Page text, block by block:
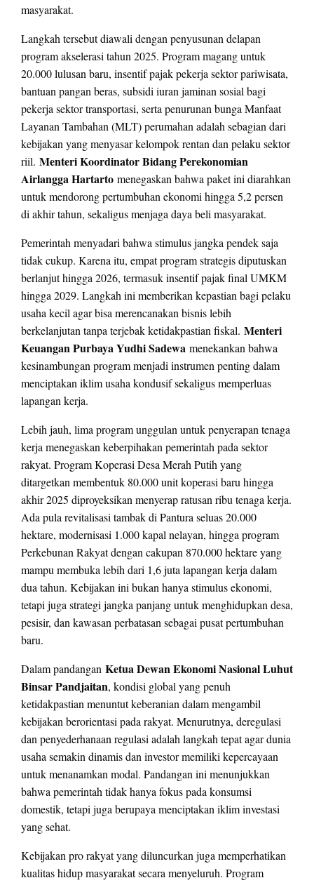
masyarakat.
Langkah tersebut diawali dengan penyusunan delapan
program akselerasi tahun 2025. Program magang untuk
20.000 lulusan baru, insentif pajak pekerja sektor pariwisata,
bantuan pangan beras, subsidi iuran jaminan sosial bagi
pekerja sektor transportasi, serta penurunan bunga Manfaat
Layanan Tambahan (MLT) perumahan adalah sebagian dari
kebijakan yang menyasar kelompok rentan dan pelaku sektor
riil. Menteri Koordinator Bidang Perekonomian
Airlangga Hartarto menegaskan bahwa paket ini diarahkan
untuk mendorong pertumbuhan ekonomi hingga 5,2 persen
di akhir tahun, sekaligus menjaga daya beli masyarakat.
Pemerintah menyadari bahwa stimulus jangka pendek saja
tidak cukup. Karena itu, empat program strategis diputuskan
berlanjut hingga 2026, termasuk insentif pajak final UMKM
hingga 2029. Langkah ini memberikan kepastian bagi pelaku
usaha kecil agar bisa merencanakan bisnis lebih
berkelanjutan tanpa terjebak ketidakpastian fiskal. Menteri
Keuangan Purbaya Yudhi Sadewa menekankan bahwa
kesinambungan program menjadi instrumen penting dalam
menciptakan iklim usaha kondusif sekaligus memperluas
lapangan kerja.
Lebih jauh, lima program unggulan untuk penyerapan tenaga
kerja menegaskan keberpihakan pemerintah pada sektor
rakyat. Program Koperasi Desa Merah Putih yang
ditargetkan membentuk 80.000 unit koperasi baru hingga
akhir 2025 diproyeksikan menyerap ratusan ribu tenaga kerja.
Ada pula revitalisasi tambak di Pantura seluas 20.000
hektare, modernisasi 1.000 kapal nelayan, hingga program
Perkebunan Rakyat dengan cakupan 870.000 hektare yang
mampu membuka lebih dari 1,6 juta lapangan kerja dalam
dua tahun. Kebijakan ini bukan hanya stimulus ekonomi,
tetapi juga strategi jangka panjang untuk menghidupkan desa,
pesisir, dan kawasan perbatasan sebagai pusat pertumbuhan
baru.
Dalam pandangan Ketua Dewan Ekonomi Nasional Luhut
Binsar Pandjaitan, kondisi global yang penuh
ketidakpastian menuntut keberanian dalam mengambil
kebijakan berorientasi pada rakyat. Menurutnya, deregulasi
dan penyederhanaan regulasi adalah langkah tepat agar dunia
usaha semakin dinamis dan investor memiliki kepercayaan
untuk menanamkan modal. Pandangan ini menunjukkan
bahwa pemerintah tidak hanya fokus pada konsumsi
domestik, tetapi juga berupaya menciptakan iklim investasi
yang sehat.
Kebijakan pro rakyat yang diluncurkan juga memperhatikan
kualitas hidup masyarakat secara menyeluruh. Program